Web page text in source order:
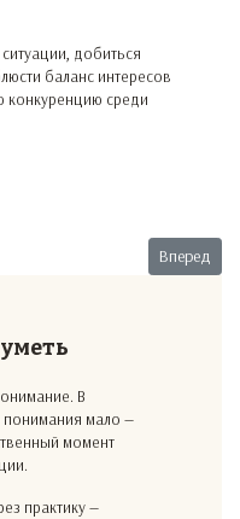
добиться
баланс интересов
конкуренцию среди
Вперед
В
понимания мало —
момент
практику —